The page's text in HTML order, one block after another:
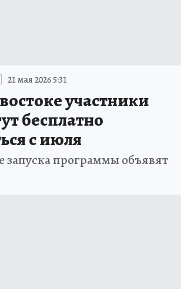
21 мая 2026 5:31
участники
бесплатно
с июля
запуска программы объявят